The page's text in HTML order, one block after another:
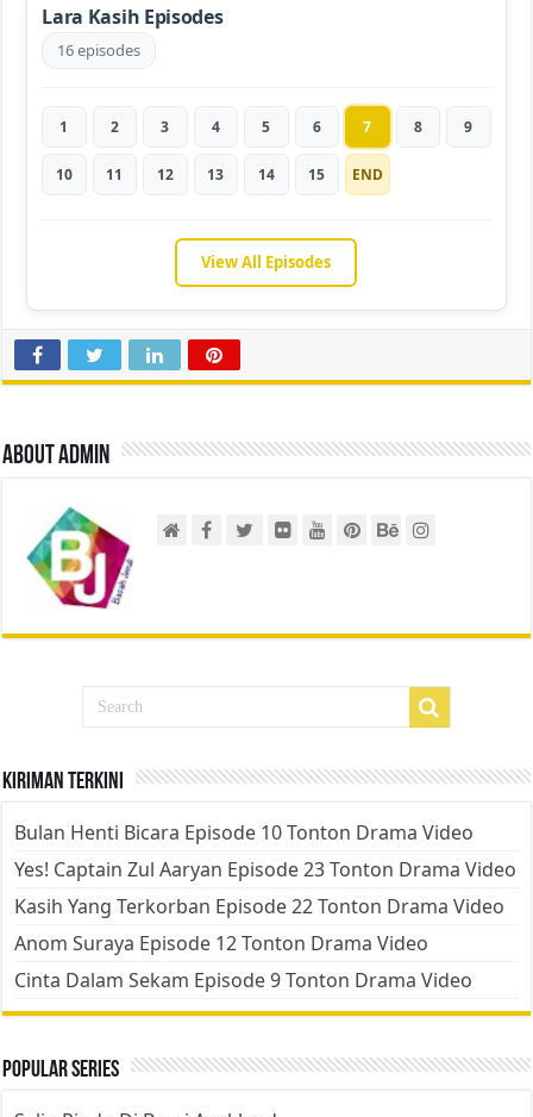
Lara Kasih Episodes
16 episodes
1 2 3 4 5 6 7 8 9
10 11 12 13 14 15 END
View All Episodes
About admin
Kiriman Terkini
Bulan Henti Bicara Episode 10 Tonton Drama Video
Yes! Captain Zul Aaryan Episode 23 Tonton Drama Video
Kasih Yang Terkorban Episode 22 Tonton Drama Video
Anom Suraya Episode 12 Tonton Drama Video
Cinta Dalam Sekam Episode 9 Tonton Drama Video
Popular Series